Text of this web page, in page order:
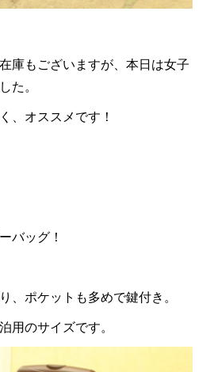
庫もございますが、本日は女子
た。
、オススメです！
バッグ！
、ポケットも多めで鍵付き。
用のサイズです。